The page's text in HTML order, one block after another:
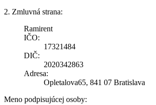
2. Zmluvná strana:
Ramirent
IČO:
17321484
DIČ:
2020342863
Adresa:
Opletalova65, 841 07 Bratislava
Meno podpisujúcej osoby: